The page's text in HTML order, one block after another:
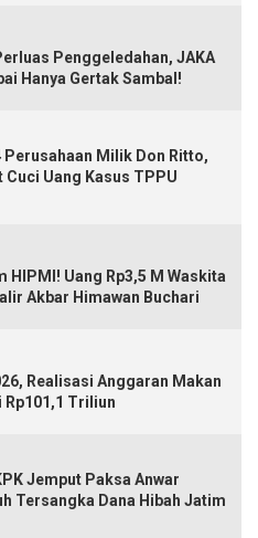
Penggeledahan, JAKA
Hanya Gertak Sambal!
Perusahaan Milik Don Ritto,
Cuci Uang Kasus TPPU
HIPMI! Uang Rp3,5 M Waskita
Akbar Himawan Buchari
Realisasi Anggaran Makan
Triliun
Jemput Paksa Anwar
Tersangka Dana Hibah Jatim